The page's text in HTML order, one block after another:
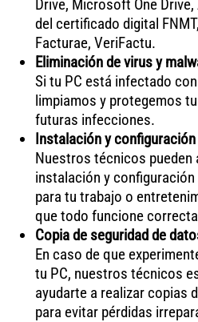
Drive, Microsoft One
del certificado digital
Facturae, VeriFactu.
Eliminación de virus y
Si tu PC está infectado
limpiamos y protegemos
futuras infecciones.
Instalación y
Nuestros técnicos pueden
instalación y
para tu trabajo o
que todo funcione
Copia de seguridad de
En caso de que
tu PC, nuestros técnicos
ayudarte a realizar copias
para evitar pérdidas